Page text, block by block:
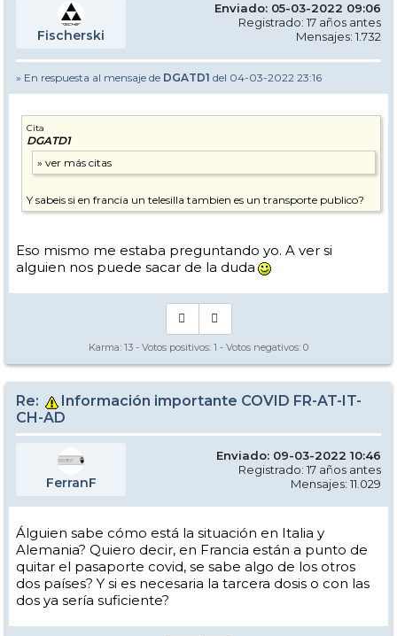
Fischerski
Enviado: 05-03-2022 09:06
Registrado: 17 años antes
Mensajes: 1.732
» En respuesta al mensaje de DGATD1 del 04-03-2022 23:16
Cita
DGATD1
Y sabeis si en francia un telesilla tambien es un transporte publico?
Eso mismo me estaba preguntando yo. A ver si
alguien nos puede sacar de la duda
Karma: 13 - Votos positivos: 1 - Votos negativos: 0
Re:
Información importante COVID FR-AT-IT-
CH-AD
FerranF
Enviado: 09-03-2022 10:46
Registrado: 17 años antes
Mensajes: 11.029
Álguien sabe cómo está la situación en Italia y
Alemania? Quiero decir, en Francia están a punto de
quitar el pasaporte covid, se sabe algo de los otros
dos países? Y si es necesaria la tarcera dosis o con las
dos ya sería suficiente?